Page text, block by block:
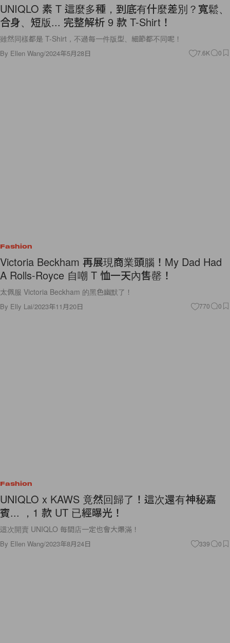
UNIQLO 素 T 這麼多種，到底有什麼差別？寬鬆、
合身、短版... 完整解析 9 款 T-Shirt！
雖然同樣都是 T-Shirt，不過每一件版型、細節都不同呢！
By Ellen Wang/2024年5月28日 7.6K 0
Fashion
Victoria Beckham 再展現商業頭腦！My Dad Had
A Rolls-Royce 自嘲 T 恤一天內售罄！
太佩服 Victoria Beckham 的黑色幽默了！
By Elly Lai/2023年11月20日 770 0
Fashion
UNIQLO x KAWS 竟然回歸了！這次還有神秘嘉
賓... ，1 款 UT 已經曝光！
這次開賣 UNIQLO 每間店一定也會大爆滿！
By Ellen Wang/2023年8月24日 339 0